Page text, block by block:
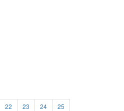
22 23 24
25